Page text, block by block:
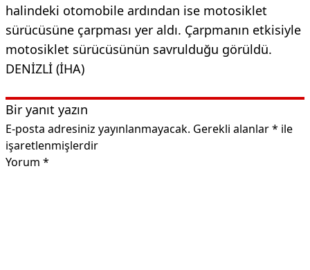
halindeki otomobile ardından ise motosiklet
sürücüsüne çarpması yer aldı. Çarpmanın etkisiyle
motosiklet sürücüsünün savrulduğu görüldü.
DENİZLİ (İHA)
Bir yanıt yazın
E-posta adresiniz yayınlanmayacak. Gerekli alanlar* ile
işaretlenmişlerdir
Yorum *